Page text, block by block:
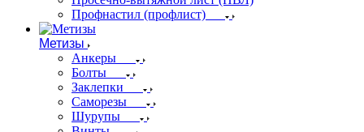
Профнастил (профлист)
Метизы
Анкеры
Болты
Заклепки
Саморезы
Шурупы